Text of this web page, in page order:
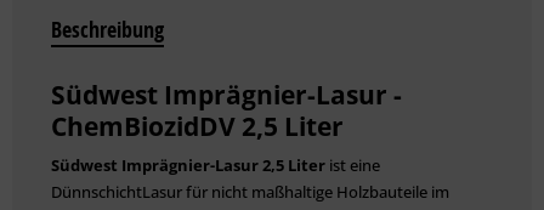
Beschreibung
Südwest Imprägnier-Lasur -
ChemBiozidDV 2,5 Liter
Südwest Imprägnier-Lasur 2,5 Liter ist eine
DünnschichtLasur für nicht maßhaltige Holzbauteile im